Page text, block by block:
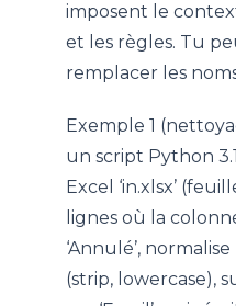
imposent le
et les règles. Tu
remplacer les
Exemple 1
un script Python
Excel ‘in.xlsx’
lignes où la
‘Annulé’,
(strip, lowercase),